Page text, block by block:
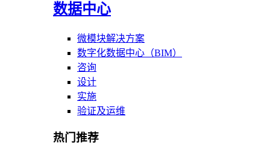
数据中心
微模块解决方案
数字化数据中心（BIM）
咨询
设计
实施
验证及运维
热门推荐